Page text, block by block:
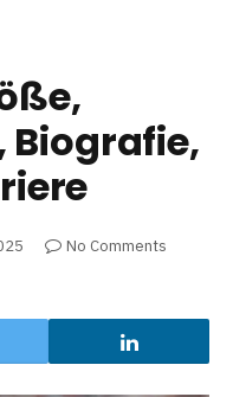
Biografie,
No Comments